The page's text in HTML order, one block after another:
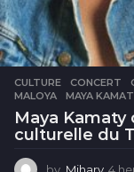
CULTURE CONCERT ,
MALOYA
,MAYA
Maya Kamaty
culturelle du